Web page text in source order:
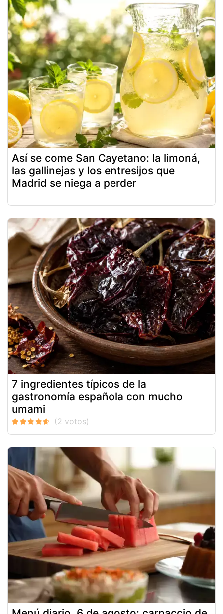
Así se come San Cayetano: la limoná,
las gallinejas y los entresijos que
Madrid se niega a perder
7 ingredientes típicos de la
gastronomía española con mucho
umami